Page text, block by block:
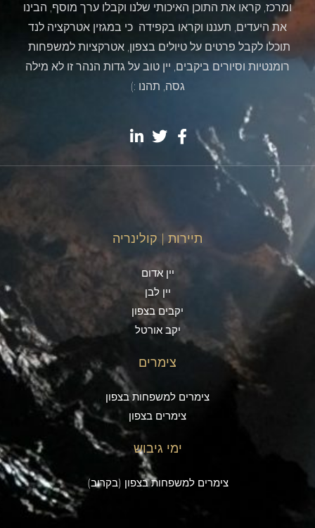
ומרכז, קראו את התוכן האיכותי שלנו וקבלו ערך מוסף, הבינו
את היעדים, תעננו וקראו בקפידה כי במגזין אטרקציה לנד
תוכלו לקבל פרטים על טיולים בצפון, אטרקציות למשפחות
רומנטיות וסיורים ביקבים, יין טוב על גדות הנהר זו לא מילה
גסה, תהנו :)
תיירות | קולינריה
יין אדום
יין לבן
יקבים בצפון
יקב אורטל
צימרים
צימרים למשפחות בצפון
צימרים בצפון
ימי גיבוש
צימרים למשפחות בצפון (בקרוב)